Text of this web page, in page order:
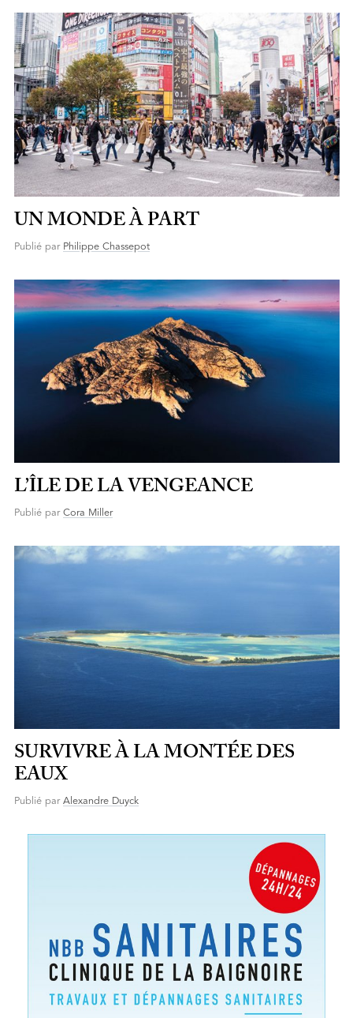
UN MONDE À PART
Publié par Philippe Chassepot
L’ÎLE DE LA VENGEANCE
Publié par Cora Miller
SURVIVRE À LA MONTÉE DES
EAUX
Publié par Alexandre Duyck